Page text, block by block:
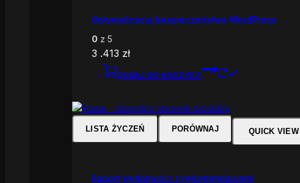
Optymalizacja bezpieczeństwa WordPress
0 z 5
3 .413 zł
DODAJ DO KOSZYKA
LISTA ŻYCZEŃ PORÓWNAJ QUICK VIEW
Raport wydajności z rekomendacjami